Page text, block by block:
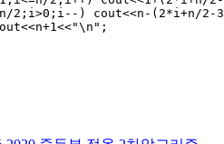
n /2 ;i >0 ;i -- ) cout<<n - ( 2*i +n /2 -3
<<n+1 <<"\n " ;